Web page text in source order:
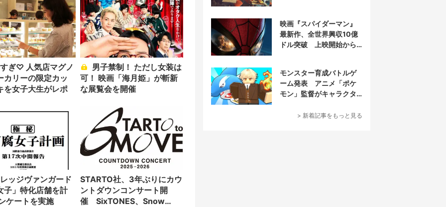
カリーの限定カッ
を女子大生がレポ
可！ 映画「海月姫」が斬新
な展覧会を開催
子」特化店舗を計
ケートを実施
STARTO社、3年ぶりにカウ
ントダウンコンサート開
催 SixTONES、Snow
映画『スパイダーマン』
最新作、全世界興収10億
ドル突破 上映開始から
モンスター育成バトルゲ
ーム発表 アニメ「ポケ
モン」監督がキャラクタ
> 新着記事をもっと見る